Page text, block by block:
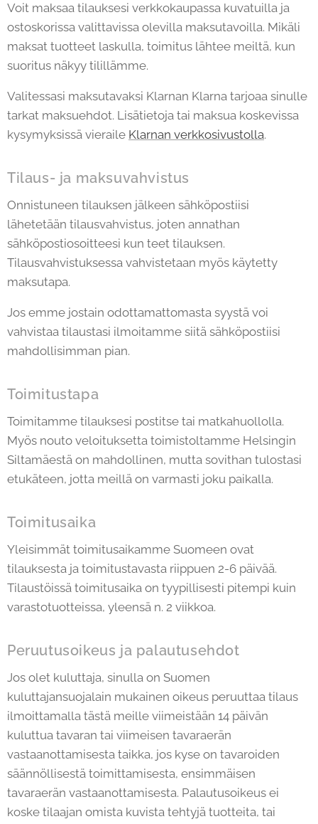
Voit maksaa tilauksesi verkkokaupassa kuvatuilla ja
ostoskorissa valittavissa olevilla maksutavoilla. Mikäli
maksat tuotteet laskulla, toimitus lähtee meiltä, kun
suoritus näkyy tilillämme.
Valitessasi maksutavaksi Klarnan Klarna tarjoaa sinulle
tarkat maksuehdot. Lisätietoja tai maksua koskevissa
kysymyksissä vieraile Klarnan verkkosivustolla.
Tilaus- ja maksuvahvistus
Onnistuneen tilauksen jälkeen sähköpostiisi
lähetetään tilausvahvistus, joten annathan
sähköpostiosoitteesi kun teet tilauksen.
Tilausvahvistuksessa vahvistetaan myös käytetty
maksutapa.
Jos emme jostain odottamattomasta syystä voi
vahvistaa tilaustasi ilmoitamme siitä sähköpostiisi
mahdollisimman pian.
Toimitustapa
Toimitamme tilauksesi postitse tai matkahuollolla.
Myös nouto veloituksetta toimistoltamme Helsingin
Siltamäestä on mahdollinen, mutta sovithan tulostasi
etukäteen, jotta meillä on varmasti joku paikalla.
Toimitusaika
Yleisimmät toimitusaikamme Suomeen ovat
tilauksesta ja toimitustavasta riippuen 2-6 päivää.
Tilaustöissä toimitusaika on tyypillisesti pitempi kuin
varastotuotteissa, yleensä n. 2 viikkoa.
Peruutusoikeus ja palautusehdot
Jos olet kuluttaja, sinulla on Suomen
kuluttajansuojalain mukainen oikeus peruuttaa tilaus
ilmoittamalla tästä meille viimeistään 14 päivän
kuluttua tavaran tai viimeisen tavaraerän
vastaanottamisesta taikka, jos kyse on tavaroiden
säännöllisestä toimittamisesta, ensimmäisen
tavaraerän vastaanottamisesta. Palautusoikeus ei
koske tilaajan omista kuvista tehtyjä tuotteita, tai